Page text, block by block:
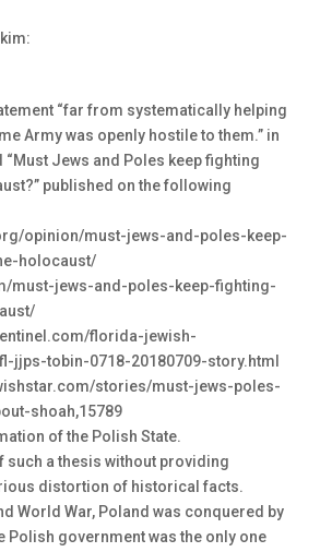
“far from systematically helping
Army was openly hostile to them.” in
Jews and Poles keep fighting
published on the following
opinion/must-jews-and-poles-keep-
holocaust/
must-jews-and-poles-keep-fighting-
florida-jewish-
jjps-tobin-0718-20180709-story.html
stories/must-jews-poles-
shoah,15789
of the Polish State.
such a thesis without providing
distortion of historical facts.
World War, Poland was conquered by
Polish government was the only one